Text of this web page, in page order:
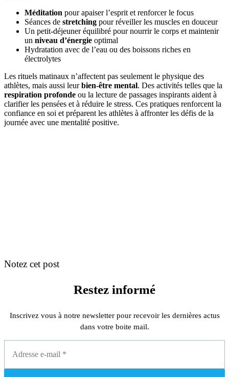
Méditation pour apaiser l’esprit et renforcer le focus
Séances de stretching pour réveiller les muscles en douceur
Un petit-déjeuner équilibré pour nourrir le corps et maintenir
un niveau d’énergie optimal
Hydratation avec de l’eau ou des boissons riches en
électrolytes
Les rituels matinaux n’affectent pas seulement le physique des
athlètes, mais aussi leurbien-être mental. Des activités telles que la
respiration profonde ou la lecture de passages inspirants aident à
clarifier les pensées et à réduire le stress. Ces pratiques renforcent la
confiance en soi et préparent les athlètes à affronter les défis de la
journée avec une mentalité positive.
Notez cet post
Restez informé
Inscrivez vous à notre newsletter pour recevoir les dernières actus
dans votre boite mail.